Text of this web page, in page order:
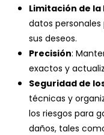
Limitación de la
datos personales
sus deseos.
Precisión:
exactos y
Seguridad de
técnicas y
los riesgos para
daños, tales